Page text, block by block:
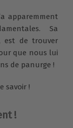
apparemment
Sa
est de trouver
que nous lui
de panurge !
savoir !
!